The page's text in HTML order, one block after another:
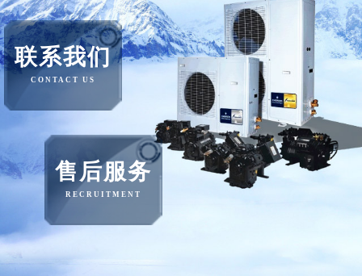
联系我们
CONTACT US
售后服务
RECRUITMENT